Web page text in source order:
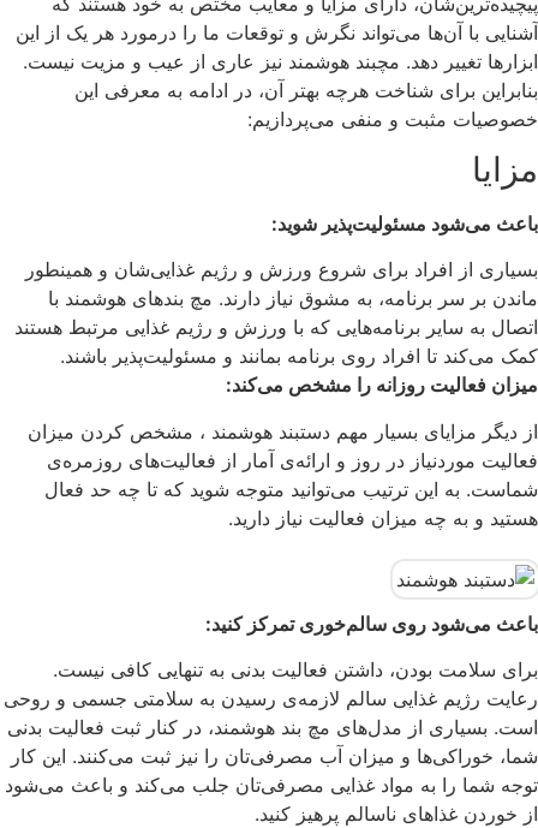
آشنایی با آن‌ها می‌تواند نگرش و توقعات ما را درمورد هر یک از این
ابزارها تغییر دهد. مچبند هوشمند نیز عاری از عیب و مزیت نیست.
بنابراین برای شناخت هرچه بهتر آن، در ادامه به معرفی این
خصوصیات مثبت و منفی می‌پردازیم:
مزایا
باعث می‌شود مسئولیت‌پذیر شوید:
بسیاری از افراد برای شروع ورزش و رژیم غذایی‌شان و همینطور
ماندن بر سر برنامه، به مشوق نیاز دارند. مچ بندهای هوشمند با
اتصال به سایر برنامه‌هایی که با ورزش و رژیم غذایی مرتبط هستند
کمک می‌کند تا افراد روی برنامه بمانند و مسئولیت‌پذیر باشند.
میزان فعالیت روزانه را مشخص می‌کند:
از دیگر مزایای بسیار مهم دستبند هوشمند ، مشخص کردن میزان
فعالیت موردنیاز در روز و ارائه‌ی آمار از فعالیت‌های روزمره‌ی
شماست. به این ترتیب می‌توانید متوجه شوید که تا چه حد فعال
هستید و به چه میزان فعالیت نیاز دارید.
باعث می‌شود روی سالم‌خوری تمرکز کنید:
برای سلامت بودن، داشتن فعالیت بدنی به تنهایی کافی نیست.
رعایت رژیم غذایی سالم لازمه‌ی رسیدن به سلامتی جسمی و روحی
است. بسیاری از مدل‌های مچ بند هوشمند، در کنار ثبت فعالیت بدنی
شما، خوراکی‌ها و میزان آب مصرفی‌تان را نیز ثبت می‌کنند. این کار
توجه شما را به مواد غذایی مصرفی‌تان جلب می‌کند و باعث می‌شود
از خوردن غذاهای ناسالم پرهیز کنید.